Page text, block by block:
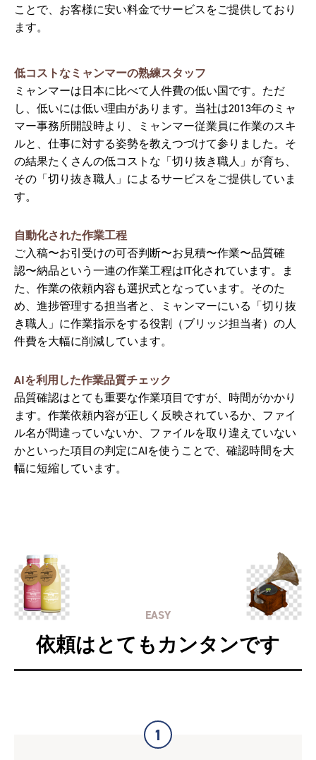
ことで、お客様に安い料金でサービスをご提供しており
ます。
低コストなミャンマーの熟練スタッフ
ミャンマーは日本に比べて人件費の低い国です。ただ
し、低いには低い理由があります。当社は2013年のミャ
マー事務所開設時より、ミャンマー従業員に作業のスキ
ルと、仕事に対する姿勢を教えつづけて参りました。そ
の結果たくさんの低コストな「切り抜き職人」が育ち、
その「切り抜き職人」によるサービスをご提供していま
す。
自動化された作業工程
ご入稿〜お引受けの可否判断〜お見積〜作業〜品質確
認〜納品という一連の作業工程はIT化されています。ま
た、作業の依頼内容も選択式となっています。そのた
め、進捗管理する担当者と、ミャンマーにいる「切り抜
き職人」に作業指示をする役割（ブリッジ担当者）の人
件費を大幅に削減しています。
AIを利用した作業品質チェック
品質確認はとても重要な作業項目ですが、時間がかかり
ます。作業依頼内容が正しく反映されているか、ファイ
ル名が間違っていないか、ファイルを取り違えていない
かといった項目の判定にAIを使うことで、確認時間を大
幅に短縮しています。
EASY
依頼はとてもカンタンです
1